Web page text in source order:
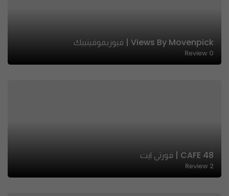
Views By Movenpick | فيوزبموفينبيك
0
Review
48 CAFE | فورتي ايت
2
Review